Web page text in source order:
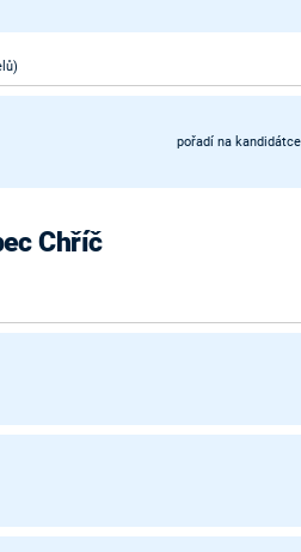
pořadí na
Chříč